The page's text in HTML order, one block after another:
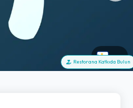
+0
Restorana Katkıda Bulun